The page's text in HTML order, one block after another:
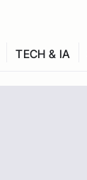
TECH & IA